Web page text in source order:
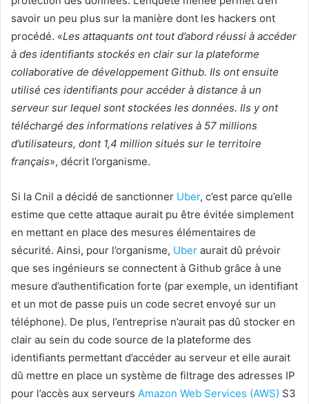
savoir un peu plus sur la manière dont les hackers ont
procédé. «Les attaquants ont tout d’abord réussi à accéder
à des identifiants stockés en clair sur la plateforme
collaborative de développement Github. Ils ont ensuite
utilisé ces identifiants pour accéder à distance à un
serveur sur lequel sont stockées les données. Ils y ont
téléchargé des informations relatives à 57 millions
d’utilisateurs, dont 1,4 million situés sur le territoire
français», décrit l’organisme.
Si la Cnil a décidé de sanctionner Uber, c’est parce qu’elle
estime que cette attaque aurait pu être évitée simplement
en mettant en place des mesures élémentaires de
sécurité. Ainsi, pour l’organisme, Uber aurait dû prévoir
que ses ingénieurs se connectent à Github grâce à une
mesure d’authentification forte (par exemple, un identifiant
et un mot de passe puis un code secret envoyé sur un
téléphone). De plus, l’entreprise n’aurait pas dû stocker en
clair au sein du code source de la plateforme des
identifiants permettant d’accéder au serveur et elle aurait
dû mettre en place un système de filtrage des adresses IP
pour l’accès aux serveurs Amazon Web Services (AWS) S3